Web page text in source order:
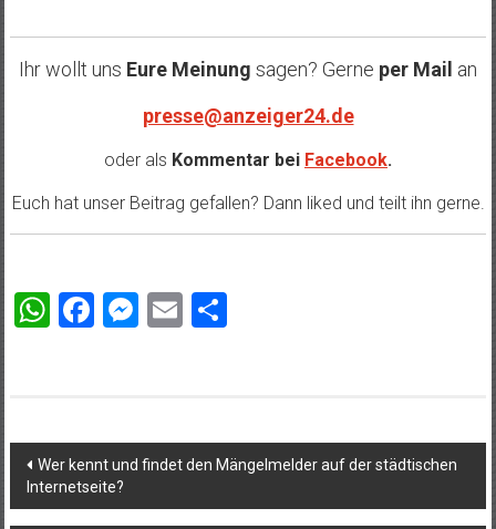
Ihr wollt uns Eure Meinung sagen? Gerne per Mail an
presse@anzeiger24.de
oder als Kommentar bei Facebook.
Euch hat unser Beitrag gefallen? Dann liked und teilt ihn gerne.
WhatsApp
Facebook
Messenger
EmailTeilen
Beitragsnavigation
Wer kennt und findet den Mängelmelder auf der städtischen
Internetseite?